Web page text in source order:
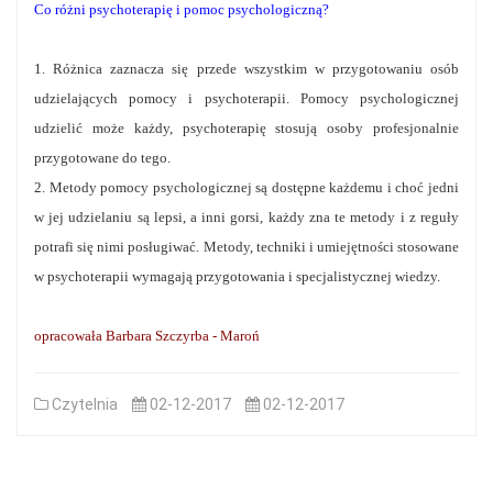
Co różni psychoterapię i pomoc psychologiczną?
1. Różnica zaznacza się przede wszystkim w przygotowaniu osób
udzielających pomocy i psychoterapii. Pomocy psychologicznej
udzielić może każdy, psychoterapię stosują osoby profesjonalnie
przygotowane do tego.
2. Metody pomocy psychologicznej są dostępne każdemu i choć jedni
w jej udzielaniu są lepsi, a inni gorsi, każdy zna te metody i z reguły
potrafi się nimi posługiwać. Metody, techniki i umiejętności stosowane
w psychoterapii wymagają przygotowania i specjalistycznej wiedzy.
opracowała Barbara Szczyrba - Maroń
Czytelnia 02-12-2017 02-12-2017